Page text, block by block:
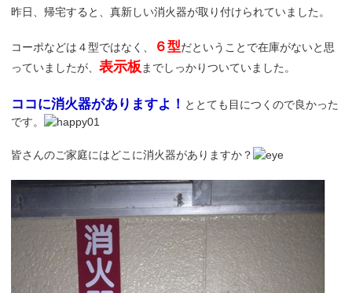
昨日、帰宅すると、真新しい消火器が取り付けられていました。
コーポなどは４型ではなく、 ６型だということで在庫がないと思
っていましたが、 表示板までしっかりついていました。
ココに消火器がありますよ！ ととても目につくので良かった
です。
皆さんのご家庭にはどこに消火器がありますか？